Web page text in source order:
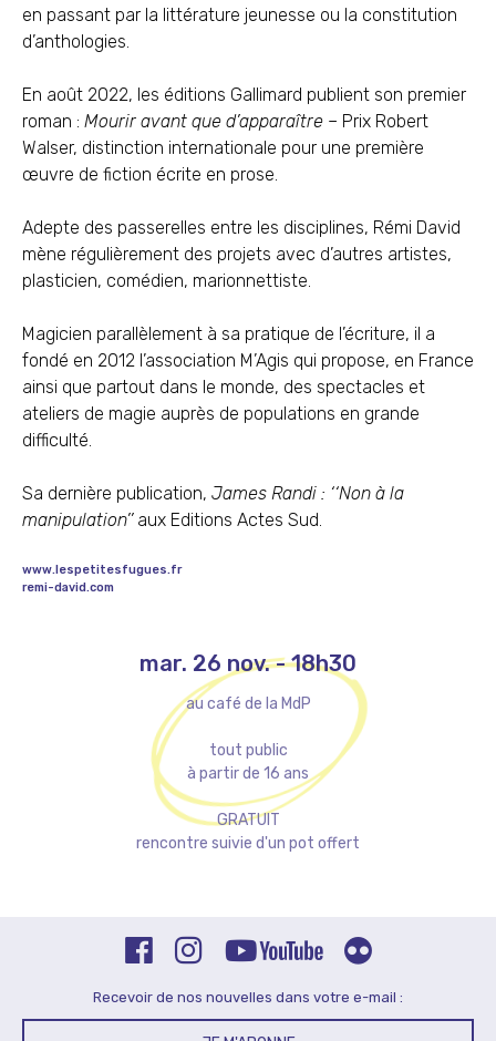
en passant par la littérature jeunesse ou la constitution
d’anthologies.
En août 2022, les éditions Gallimard publient son premier
roman : Mourir avant que d’apparaître – Prix Robert
Walser, distinction internationale pour une première
œuvre de fiction écrite en prose.
Adepte des passerelles entre les disciplines, Rémi David
mène régulièrement des projets avec d’autres artistes,
plasticien, comédien, marionnettiste.
Magicien parallèlement à sa pratique de l’écriture, il a
fondé en 2012 l’association M’Agis qui propose, en France
ainsi que partout dans le monde, des spectacles et
ateliers de magie auprès de populations en grande
difficulté.
Sa dernière publication, James Randi : ‘‘Non à la
manipulation’’aux Editions Actes Sud.
www.lespetitesfugues.fr
remi-david.com
mar. 26 nov.-18h30
au café de la MdP
tout public
à partir de 16 ans
GRATUIT
rencontre suivie d'un pot offert
Recevoir de nos nouvelles dans votre e-mail :